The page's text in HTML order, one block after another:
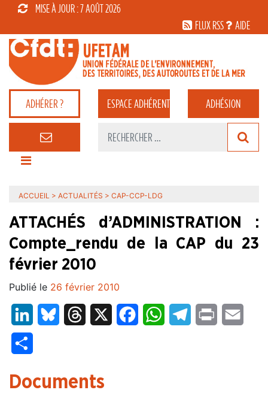
MISE À JOUR : 7 AOÛT 2026
FLUX RSS
AIDE
ADHÉRER ? ESPACEADHÉRENT ADHÉSION
ACCUEIL > ACTUALITÉS > CAP-CCP-LDG
ATTACHÉS d’ADMINISTRATION :
Compte_rendu de la CAP du 23
février 2010
Publié le 26 février 2010
LinkedInBluesky Threads FacebookWhatsAppTelegram
Print
Documents